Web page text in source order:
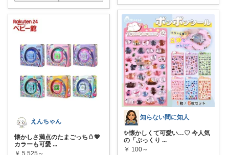
えんちゃん
懐かしさ満点のたまごっち🥚💖
カラーも可愛 ...
￥ 5,525～
知らない間に知人
✨懐かしくて可愛い…♡ 今人気
の「ぷっくり ...
￥ 100～